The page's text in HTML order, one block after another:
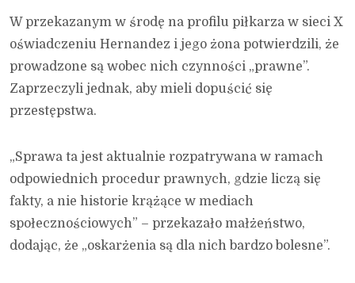
W przekazanym w środę na profilu piłkarza w sieci X
oświadczeniu Hernandez i jego żona potwierdzili, że
prowadzone są wobec nich czynności „prawne”.
Zaprzeczyli jednak, aby mieli dopuścić się
przestępstwa.
„Sprawa ta jest aktualnie rozpatrywana w ramach
odpowiednich procedur prawnych, gdzie liczą się
fakty, a nie historie krążące w mediach
społecznościowych” – przekazało małżeństwo,
dodając, że „oskarżenia są dla nich bardzo bolesne”.